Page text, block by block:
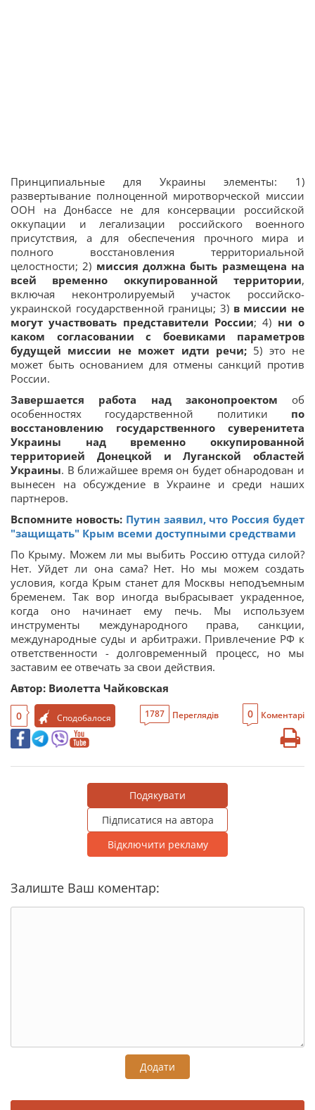
Принципиальные для Украины элементы: 1)
развертывание полноценной миротворческой миссии
ООН на Донбассе не для консервации российской
оккупации и легализации российского военного
присутствия, а для обеспечения прочного мира и
полного восстановления территориальной
целостности; 2) миссия должна быть размещена на
всей временно оккупированной территории,
включая неконтролируемый участок российско-
украинской государственной границы; 3) в миссии не
могут участвовать представители России; 4) ни о
каком согласовании с боевиками параметров
будущей миссии не может идти речи;5) это не
может быть основанием для отмены санкций против
России.
Завершается работа над законопроектом об
особенностях государственной политики по
восстановлению государственного суверенитета
Украины над временно оккупированной
территорией Донецкой и Луганской областей
Украины. В ближайшее время он будет обнародован и
вынесен на обсуждение в Украине и среди наших
партнеров.
Вспомните новость:Путин заявил, что Россия будет
"защищать" Крым всеми доступными средствами
По Крыму. Можем ли мы выбить Россию оттуда силой?
Нет. Уйдет ли она сама? Нет. Но мы можем создать
условия, когда Крым станет для Москвы неподъемным
бременем. Так вор иногда выбрасывает украденное,
когда оно начинает ему печь. Мы используем
инструменты международного права, санкции,
международные суды и арбитражи. Привлечение РФ к
ответственности - долговременный процесс, но мы
заставим ее отвечать за свои действия.
Автор: Виолетта Чайковская
0 Сподобалося 1787 Переглядів 0 Коментарі
Подякувати
Підписатися на автора
Відключити рекламу
Залиште Ваш коментар:
Додати